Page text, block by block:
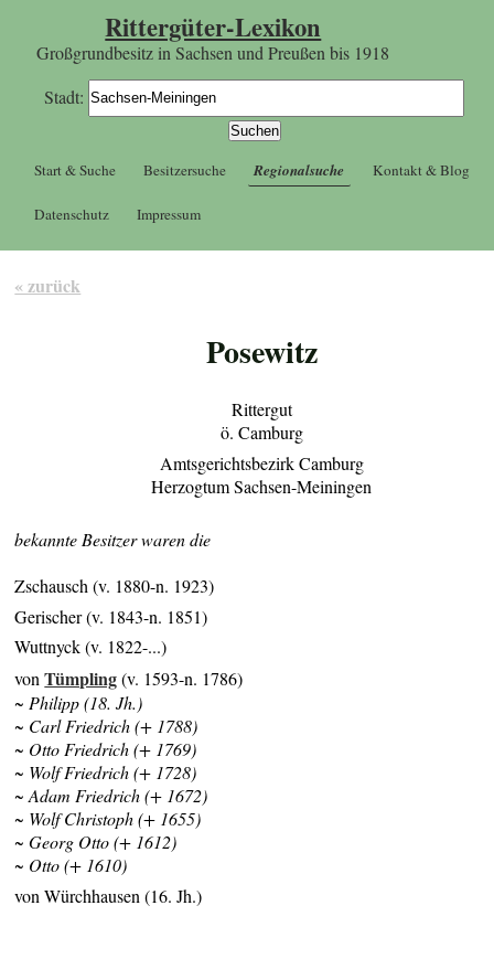
Rittergüter-Lexikon
Großgrundbesitz in Sachsen und Preußen bis 1918
Stadt:
Start & Suche Besitzersuche Regionalsuche Kontakt & Blog
Datenschutz Impressum
« zurück
Posewitz
Rittergut
ö. Camburg
Amtsgerichtsbezirk Camburg
Herzogtum Sachsen-Meiningen
bekannte Besitzer waren die
Zschausch (v. 1880-n. 1923)
Gerischer (v. 1843-n. 1851)
Wuttnyck (v. 1822-...)
vonTümpling(v. 1593-n. 1786)
~ Philipp (18. Jh.)
~ Carl Friedrich (+ 1788)
~ Otto Friedrich (+ 1769)
~ Wolf Friedrich (+ 1728)
~ Adam Friedrich (+ 1672)
~ Wolf Christoph (+ 1655)
~ Georg Otto (+ 1612)
~ Otto (+ 1610)
von Würchhausen (16. Jh.)